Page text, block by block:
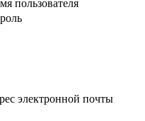
пользователя
электронной почты